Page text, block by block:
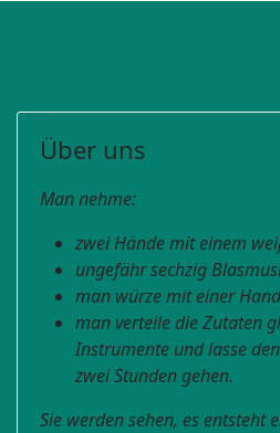
Über uns
Man nehme:
zwei Hände mit einem
ungefähr sechzig
man würze mit einer
man verteile die Zutaten
Instrumente und lasse
zwei Stunden gehen.
Sie werden sehen, es entsteht